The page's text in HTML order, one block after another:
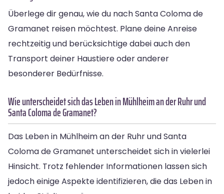
Überlege dir genau, wie du nach Santa Coloma de
Gramanet reisen möchtest. Plane deine Anreise
rechtzeitig und berücksichtige dabei auch den
Transport deiner Haustiere oder anderer
besonderer Bedürfnisse.
Wie unterscheidet sich das Leben in Mühlheim an der Ruhr und
Santa Coloma de Gramanet?
Das Leben in Mühlheim an der Ruhr und Santa
Coloma de Gramanet unterscheidet sich in vielerlei
Hinsicht. Trotz fehlender Informationen lassen sich
jedoch einige Aspekte identifizieren, die das Leben in